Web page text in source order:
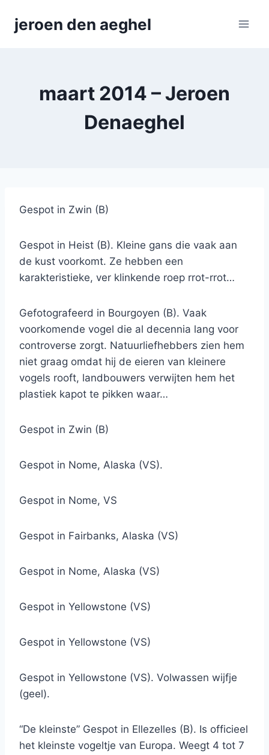
jeroen den aeghel
maart 2014 – Jeroen
Denaeghel
Gespot in Zwin (B)
Gespot in Heist (B). Kleine gans die vaak aan
de kust voorkomt. Ze hebben een
karakteristieke, ver klinkende roep rrot-rrot…
Gefotografeerd in Bourgoyen (B). Vaak
voorkomende vogel die al decennia lang voor
controverse zorgt. Natuurliefhebbers zien hem
niet graag omdat hij de eieren van kleinere
vogels rooft, landbouwers verwijten hem het
plastiek kapot te pikken waar…
Gespot in Zwin (B)
Gespot in Nome, Alaska (VS).
Gespot in Nome, VS
Gespot in Fairbanks, Alaska (VS)
Gespot in Nome, Alaska (VS)
Gespot in Yellowstone (VS)
Gespot in Yellowstone (VS)
Gespot in Yellowstone (VS). Volwassen wijfje
(geel).
“De kleinste” Gespot in Ellezelles (B). Is officieel
het kleinste vogeltje van Europa. Weegt 4 tot 7